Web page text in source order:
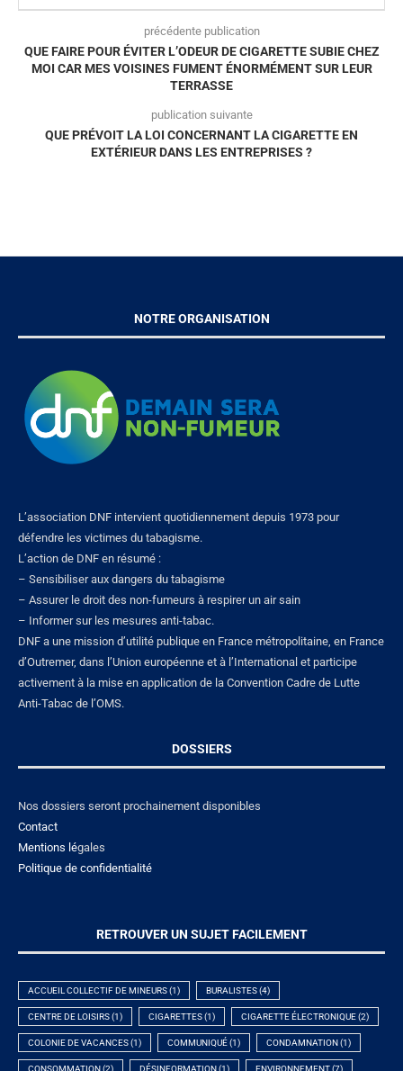
précédente publication
QUE FAIRE POUR ÉVITER L’ODEUR DE CIGARETTE SUBIE CHEZ
MOI CAR MES VOISINES FUMENT ÉNORMÉMENT SUR LEUR
TERRASSE
publication suivante
QUE PRÉVOIT LA LOI CONCERNANT LA CIGARETTE EN
EXTÉRIEUR DANS LES ENTREPRISES ?
NOTRE ORGANISATION
L’association DNF intervient quotidiennement depuis 1973 pour
défendre les victimes du tabagisme.
L’action de DNF en résumé :
– Sensibiliser aux dangers du tabagisme
– Assurer le droit des non-fumeurs à respirer un air sain
– Informer sur les mesures anti-tabac.
DNF a une mission d’utilité publique en France métropolitaine, en France
d’Outremer, dans l’Union européenne et à l’International et participe
activement à la mise en application de la Convention Cadre de Lutte
Anti-Tabac de l’OMS.
DOSSIERS
Nos dossiers seront prochainement disponibles
Contact
Mentions légales
Politique de confidentialité
RETROUVER UN SUJET FACILEMENT
ACCUEIL COLLECTIF DE MINEURS(1) BURALISTES(4)
CENTRE DE LOISIRS(1) CIGARETTES(1) CIGARETTE ÉLECTRONIQUE(2)
COLONIE DE VACANCES(1) COMMUNIQUÉ(1) CONDAMNATION (1)